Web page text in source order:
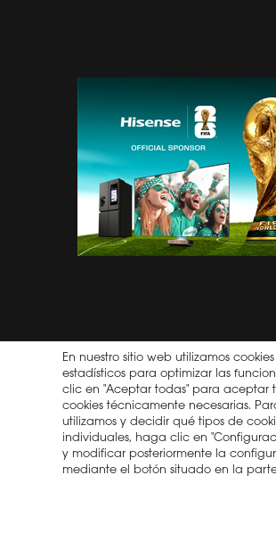
SOBRE HISENSE
NOTICIAS
BLOG
TRABAJO
2026 © Copyright Hisense Política
En nuestro sitio web utilizamos
estadísticos para optimizar las
clic en "Aceptar todas" para aceptar
cookies técnicamente necesarias.
utilizamos y decidir qué tipos de
individuales, haga clic en
y modificar posteriormente la
mediante el botón situado en la